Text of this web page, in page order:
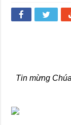
Tin mừng